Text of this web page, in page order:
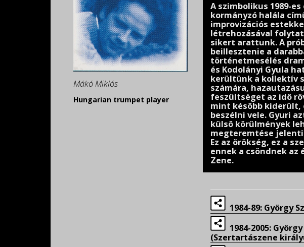
Mákó Miklós
Hungarian trumpet player
A szimbolikus 1989-
kormányzó halála
improvizációs
létrehozásával
sikert arattunk. A
beillesztenie a
történetmesélés
és Kodolányi Gyula
kerültünk a kollektív
számára,
feszültséget az idô
mint késôbb kiderült,
beszélni vele. Gyuri
külsô körülmények
megteremtése
Ez az örökség, ez a
ennek a csöndnek az
Zene.
1984-89: György
1984-2005:
(Szertartászene